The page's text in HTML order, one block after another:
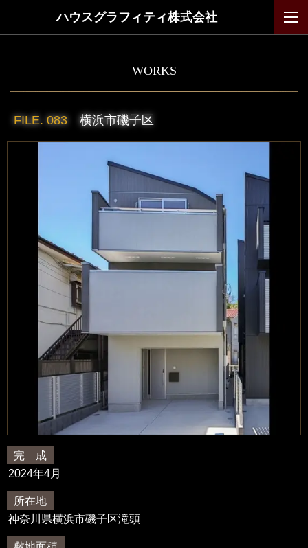
ハウスグラフィティ株式会社
WORKS
FILE. 083 横浜市磯子区
完 成
2024年4月
所在地
神奈川県横浜市磯子区滝頭